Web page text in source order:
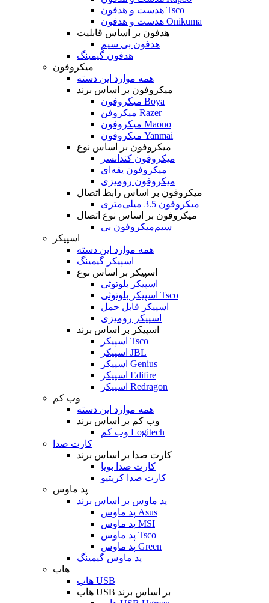
هدست و هدفون Tsco
هدست و هدفون Onikuma
هدفون بر اساس قابلیت
هدفون بی سیم
هدفون گیمینگ
میکروفون
همه موارد این دسته
میکروفون بر اساس برند
میکروفون Boya
میکروفن Razer
میکروفون Maono
میکروفون Yanmai
میکروفون بر اساس نوع
میکروفون کندانسر
میکروفون یقه‌ای
میکروفون رومیزی
میکروفون بر اساس رابط اتصال
میکروفون 3.5 میلی‌متری
میکروفون بر اساس نوع اتصال
میکروفون بی‌‎سیم
اسپیکر
همه موارد این دسته
اسپیکر گیمینگ
اسپیکر بر اساس نوع
اسپیکر بلوتوثی
اسپیکر بلوتوثی Tsco
اسپیکر قابل حمل
اسپیکر رومیزی
اسپیکر بر اساس برند
اسپیکر Tsco
اسپیکر JBL
اسپیکر Genius
اسپیکر Edifire
اسپیکر Redragon
وب کم
همه موارد این دسته
وب کم بر اساس برند
وب کم Logitech
کارت صدا
کارت صدا بر اساس برند
کارت صدا بویا
کارت صدا کریتیو
پد ماوس
پد ماوس بر اساس برند
پد ماوس Asus
پد ماوس MSI
پد ماوس Tsco
پد ماوس Green
پد ماوس گیمینگ
هاب
هاب USB
هاب USB بر اساس برند